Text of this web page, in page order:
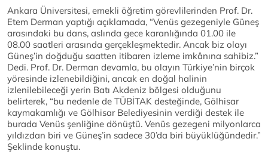
Ankara Üniversitesi, emekli öğretim görevlilerinden Prof. Dr.
Etem Derman yaptığı açıklamada, “Venüs gezegeniyle Güneş
arasındaki bu dans, aslında gece karanlığında 01.00 ile
08.00 saatleri arasında gerçekleşmektedir. Ancak biz olayı
Güneş’in doğduğu saatten itibaren izleme imkânına sahibiz.”
Dedi. Prof. Dr. Derman devamla, bu olayın Türkiye’nin birçok
yöresinde izlenebildiğini, ancak en doğal halinin
izlenilebileceği yerin Batı Akdeniz bölgesi olduğunu
belirterek, “bu nedenle de TÜBİTAK desteğinde, Gölhisar
kaymakamlığı ve Gölhisar Belediyesinin verdiği destek ile
burada Venüs şenliğine dönüştü. Venüs gezegeni milyonlarca
yıldızdan biri ve Güneş’in sadece 30’da biri büyüklüğündedir.”
Şeklinde konuştu.